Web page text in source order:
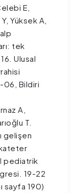
E,
Yüksek A,
tek
Ulusal
06, Bildiri
A,
T.
gelişen
pediatrik
19-22
sayfa 190)